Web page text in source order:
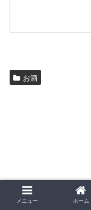
お酒
メニュー ホーム